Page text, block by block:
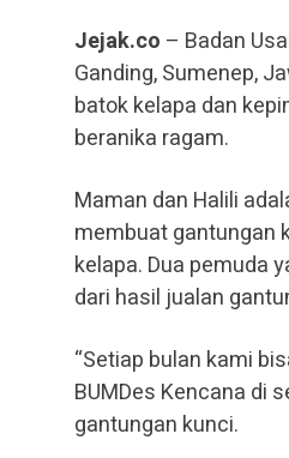
Jejak.co – Badan
Ganding, Sumenep,
batok kelapa dan
beranika ragam.
Maman dan Halili
membuat gantungan
kelapa. Dua pemuda
dari hasil jualan
“Setiap bulan kami
BUMDes Kencana di
gantungan kunci.